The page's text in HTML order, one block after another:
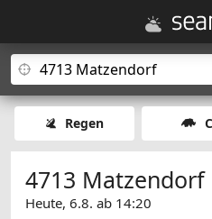
Regen
4713 Matzendorf
Heute, 6.8. ab 14:20